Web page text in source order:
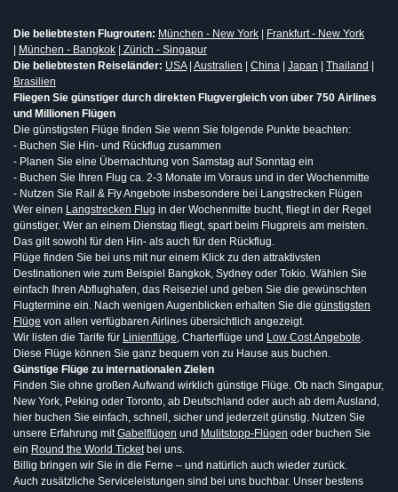
Die beliebtesten Flugrouten: München - New York
Frankfurt - New York
München - Bangkok
Zürich - Singapur
Die beliebtesten Reiseländer: USA| Australien China Japan Thailand
Brasilien
Fliegen Sie günstiger durch direkten Flugvergleich von über 750 Airlines
und Millionen Flügen
Die günstigsten Flüge finden Sie wenn Sie folgende Punkte beachten:
- Buchen Sie Hin- und Rückflug zusammen
- Planen Sie eine Übernachtung von Samstag auf Sonntag ein
- Buchen Sie Ihren Flug ca. 2-3 Monate im Voraus und in der Wochenmitte
- Nutzen Sie Rail & Fly Angebote insbesondere bei Langstrecken Flügen
Wer einen Langstrecken Flug in der Wochenmitte bucht, fliegt in der Regel
günstiger. Wer an einem Dienstag fliegt, spart beim Flugpreis am meisten.
Das gilt sowohl für den Hin- als auch für den Rückflug.
Flüge finden Sie bei uns mit nur einem Klick zu den attraktivsten
Destinationen wie zum Beispiel Bangkok, Sydney oder Tokio. Wählen Sie
einfach Ihren Abflughafen, das Reiseziel und geben Sie die gewünschten
Flugtermine ein. Nach wenigen Augenblicken erhalten Sie die günstigsten
Flüge von allen verfügbaren Airlines übersichtlich angezeigt.
Wir listen die Tarife für Linienflüge, Charterflüge und Low Cost Angebote.
Diese Flüge können Sie ganz bequem von zu Hause aus buchen.
Günstige Flüge zu internationalen Zielen
Finden Sie ohne großen Aufwand wirklich günstige Flüge. Ob nach Singapur,
New York, Peking oder Toronto, ab Deutschland oder auch ab dem Ausland,
hier buchen Sie einfach, schnell, sicher und jederzeit günstig. Nutzen Sie
unsere Erfahrung mitGabelflügen und Mulitstopp-Flügen oder buchen Sie
ein Round the World Ticketbei uns.
Billig bringen wir Sie in die Ferne – und natürlich auch wieder zurück.
Auch zusätzliche Serviceleistungen sind bei uns buchbar. Unser bestens